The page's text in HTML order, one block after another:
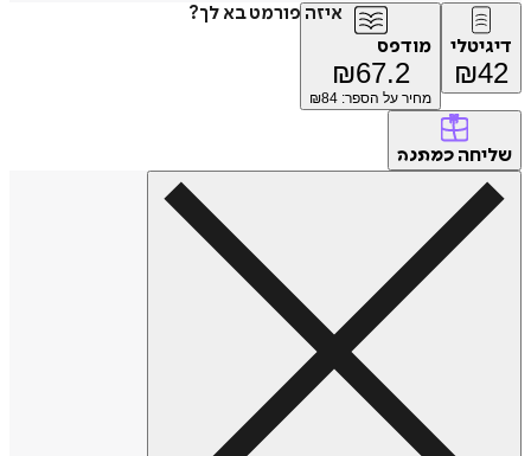
איזה פורמט בא לך?
דיגיטלי
₪42
מודפס
₪67.2
מחיר על הספר: ₪ 84
שליחה כמתנה